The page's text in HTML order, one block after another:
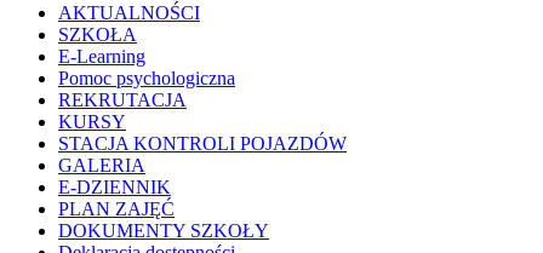
AKTUALNOŚCI
SZKOŁA
E-Learning
Pomoc psychologiczna
REKRUTACJA
KURSY
STACJA KONTROLI POJAZDÓW
GALERIA
E-DZIENNIK
PLAN ZAJĘĆ
DOKUMENTY SZKOŁY